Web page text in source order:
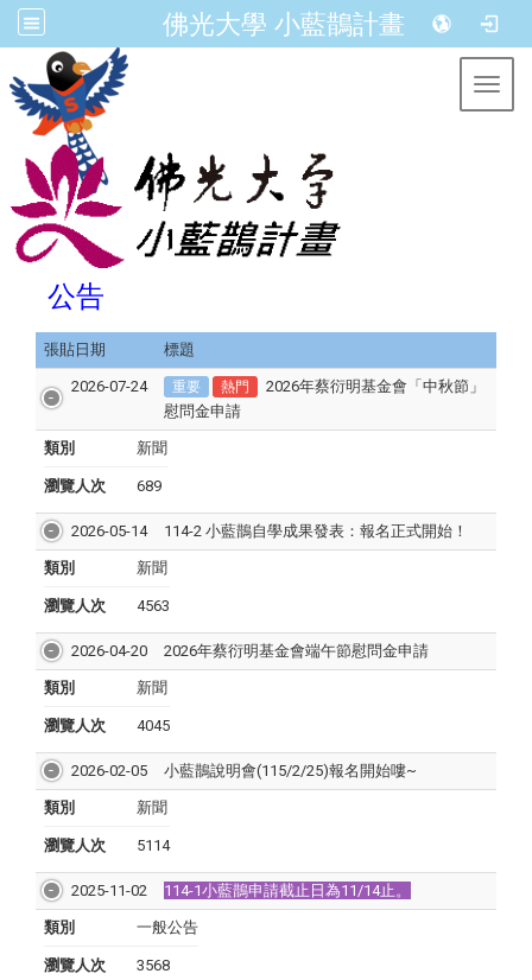
佛光大學 小藍鵲計畫
公告
張貼日期 標題
2026-07-24 重要 熱門
2026年蔡衍明基金會「中秋節」
慰問金申請
類別 新聞
瀏覽人次 689
2026-05-14 114-2 小藍鵲自學成果發表：報名正式開始！
類別 新聞
瀏覽人次 4563
2026-04-20 2026年蔡衍明基金會端午節慰問金申請
類別 新聞
瀏覽人次 4045
2026-02-05 小藍鵲說明會(115/2/25)報名開始嘍~
類別 新聞
瀏覽人次 5114
2025-11-02 114-1小藍鵲申請截止日為11/14止。
類別 一般公告
瀏覽人次 3568